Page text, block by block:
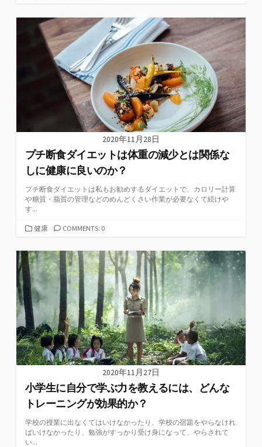
ゴ
2020年11月28日
プチ断食ダイエットは体重の減少とは関係な
しに健康に良いのか？
プチ断食ダイエットは私もお勧めするダイエットで、カロリー計算
や糖質・脂質の管理などのめんどくさい作業が必要なくて続けや
す...
カ
ゴ
リ
ー
健康 COMMENTS: 0
2020年11月27日
小学生に自分で学ぶ力を教えるには、どんな
トレーニングが効果的か？
学校の授業に出なくてはいけなかったり、学校の宿題をやらなけれ
ばいけなかったり、勉強がすっかり受け身になって、やらされて
い...